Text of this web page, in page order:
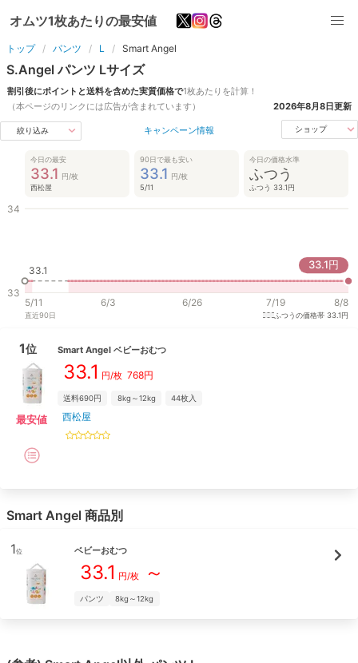
オムツ1枚あたりの最安値
トップ パンツ L Smart Angel
S.Angel パンツ Lサイズ
割引後にポイントと送料を含めた実質価格で1枚あたりを計算！
（本ページのリンクには広告が含まれています）
2026年8月8日更新
絞り込み キャンペーン情報 ショップ
今日の最安
33.1 円/枚
西松屋
90日で最も安い
33.1 円/枚
5/11
今日の価格水準
ふつう
ふつう 33.1円
33
34
5/11 6/3 6/26 7/19 8/8
33.1
33.1円
直近90日 ふつうの価格帯33.1円
1位
最安値
Smart Angel ベビーおむつ
33.1 円/枚 768円
送料690円 8kg～12kg 44枚入
西松屋
Smart Angel 商品別
1位 ベビーおむつ
33.1 円/枚～
パンツ 8kg～12kg